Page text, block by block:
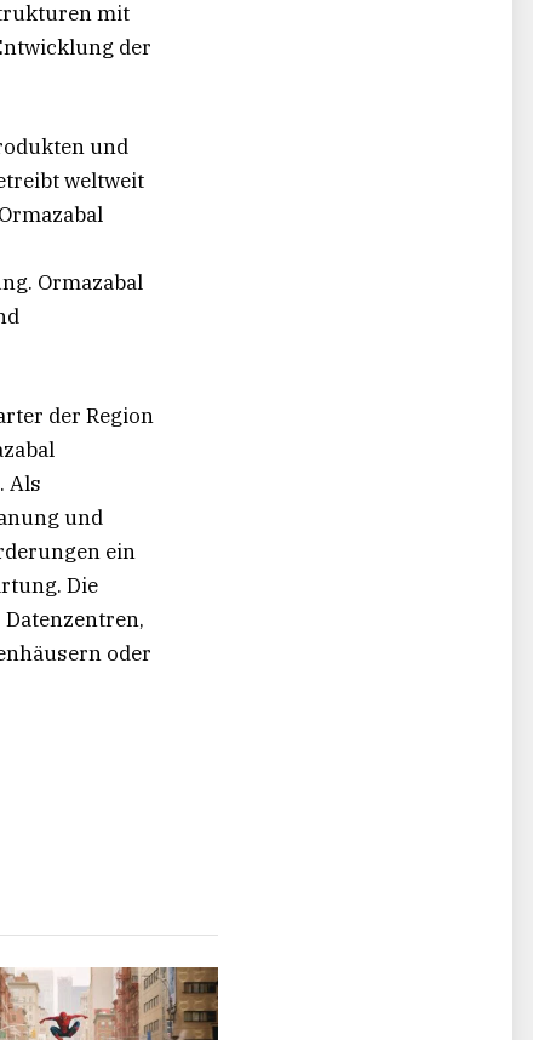
mit
der
und
weltweit
Ormazabal
der Region
Als
und
ein
Die
oder